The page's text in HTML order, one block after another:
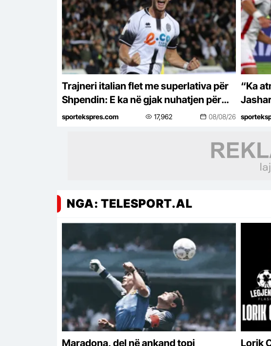
Trajneri italian flet me superlativa për
Shpendin: E ka në gjak nuhatjen për
golin
sportekspres.com 17,962 08/08/26
“Ka
ideja
NGA: TELESPORT.AL
Maradona, del në ankand topi
Lorik